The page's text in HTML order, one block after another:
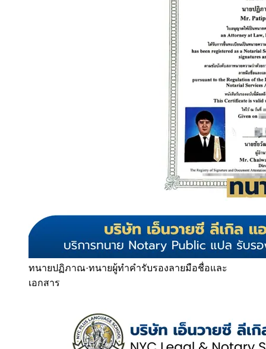
ทนายปฏิภาณ·ทนายผู้ทำคำรับรองลายมือชื่อและ
เอกสาร